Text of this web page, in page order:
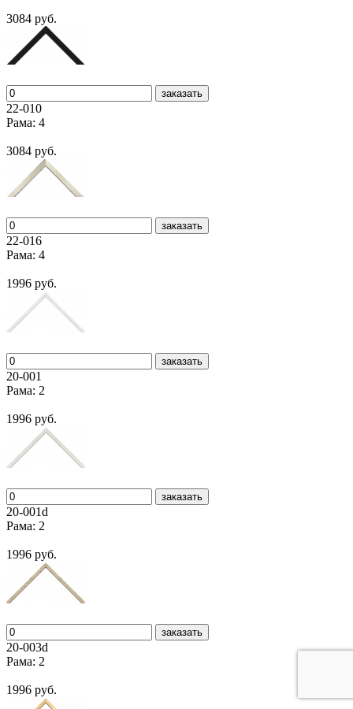
3084 руб.
заказать
22-010
Рама: 4
3084 руб.
заказать
22-016
Рама: 4
1996 руб.
заказать
20-001
Рама: 2
1996 руб.
заказать
20-001d
Рама: 2
1996 руб.
заказать
20-003d
Рама: 2
1996 руб.